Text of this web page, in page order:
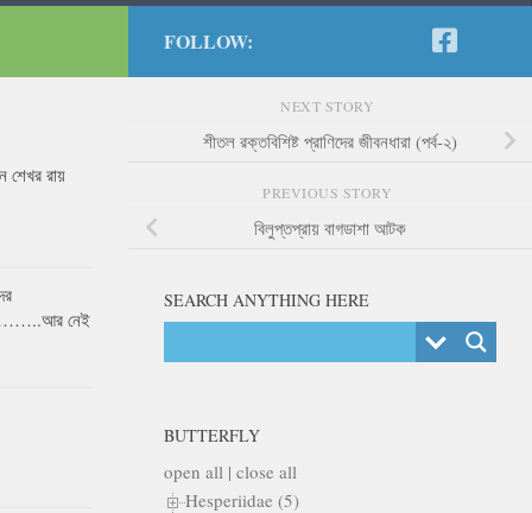
FOLLOW:
NEXT STORY
শীতল রক্তবিশিষ্ট প্রাণিদের জীবনধারা (পর্ব-২)
PREVIOUS STORY
বিলুপ্তপ্রায় বাগডাশা আটক
SEARCH ANYTHING HERE
BUTTERFLY
open all | close all
Hesperiidae (5)
রায়
নেই